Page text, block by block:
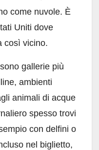
come nuvole. È
Uniti dove
così vicino.
gallerie più
ambienti
animali di acque
spesso trovi
con delfini o
nel biglietto,